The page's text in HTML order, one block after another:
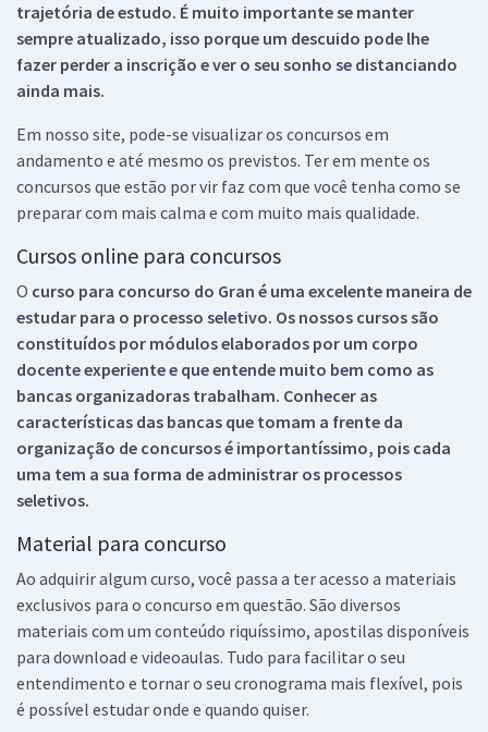
trajetória de estudo. É muito importante se manter
sempre atualizado, isso porque um descuido pode lhe
fazer perder a inscrição e ver o seu sonho se distanciando
ainda mais.
Em nosso site, pode-se visualizar os concursos em
andamento e até mesmo os previstos. Ter em mente os
concursos que estão por vir faz com que você tenha como se
preparar com mais calma e com muito mais qualidade.
Cursos online para concursos
O curso para concurso do Gran é uma excelente maneira de
estudar para o processo seletivo. Os nossos cursos são
constituídos por módulos elaborados por um corpo
docente experiente e que entende muito bem como as
bancas organizadoras trabalham. Conhecer as
características das bancas que tomam a frente da
organização de concursos é importantíssimo, pois cada
uma tem a sua forma de administrar os processos
seletivos.
Material para concurso
Ao adquirir algum curso, você passa a ter acesso a materiais
exclusivos para o concurso em questão. São diversos
materiais com um conteúdo riquíssimo, apostilas disponíveis
para download e videoaulas. Tudo para facilitar o seu
entendimento e tornar o seu cronograma mais flexível, pois
é possível estudar onde e quando quiser.